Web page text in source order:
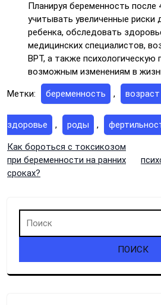
Планируя беременность после
учитывать увеличенные риски
ребенка, обследовать
медицинских специалистов,
ВРТ, а также психологическую
возможным изменениям в
Метки: беременность , возраст
здоровье , роды ,
Навигация
по
Как бороться с токсикозом
при беременности на ранних
сроках?